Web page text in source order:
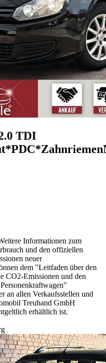
TDI
Informationen zum
und den offiziellen
neuer
dem "Leitfaden über den
CO2-Emissionen und den
an allen Verkaufsstellen und
Treuhand GmbH
erhältlich ist.